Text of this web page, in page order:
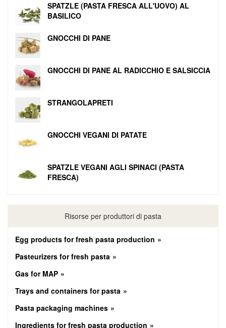
SPATZLE (PASTA FRESCA ALL'UOVO) AL
BASILICO
GNOCCHI DI PANE
GNOCCHI DI PANE AL RADICCHIO E SALSICCIA
STRANGOLAPRETI
GNOCCHI VEGANI DI PATATE
SPATZLE VEGANI AGLI SPINACI (PASTA
FRESCA)
Risorse per produttori di pasta
Egg products for fresh pasta production
Pasteurizers for fresh pasta
Gas for MAP
Trays and containers for pasta
Pasta packaging machines
Ingredients for fresh pasta production